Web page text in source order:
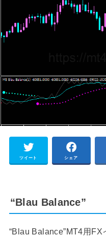
ツイート シェア
“Blau Balance”
“Blau Balance”MT4用